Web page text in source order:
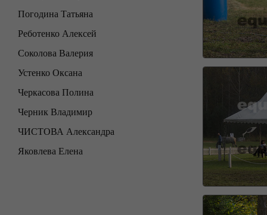
Погодина Татьяна
Реботенко Алексей
Соколова Валерия
Устенко Оксана
Черкасова Полина
Черник Владимир
ЧИСТОВА Александра
Яковлева Елена